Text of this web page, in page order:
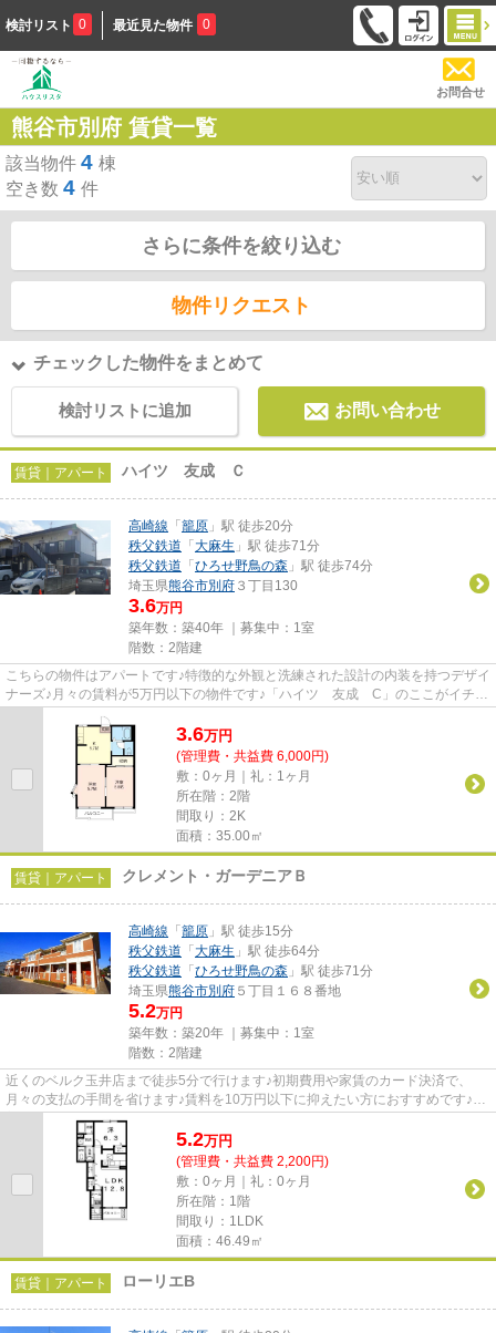
検討リスト 0 最近見た物件 0
お問合せ
熊谷市別府 賃貸一覧
該当物件 4 棟
空き数 4 件
さらに条件を絞り込む
物件リクエスト
チェックした物件をまとめて
検討リストに追加 お問い合わせ
賃貸｜アパート ハイツ 友成 Ｃ
高崎線 「 籠原 」駅 徒歩20分
秩父鉄道 「 大麻生 」駅 徒歩71分
秩父鉄道 「 ひろせ野鳥の森 」駅 徒歩74分
埼玉県熊谷市別府 ３丁目130
3.6万円
築年数：築40年 ｜募集中： 1室
階数：2階建
こちらの物件はアパートです♪特徴的な外観と洗練された設計の内装を持つデザイ
ナーズ♪月々の賃料が5万円以下の物件です♪「ハイツ 友成 C」のここがイチオ
シ♪熊谷市エリアにある賃貸...
3.6万円
(管理費・共益費 6,000円)
敷：0ヶ月｜礼：1ヶ月
所在階：2階
間取り：2K
面積：35.00㎡
賃貸｜アパート クレメント・ガーデニアＢ
高崎線 「 籠原 」駅 徒歩15分
秩父鉄道 「 大麻生 」駅 徒歩64分
秩父鉄道 「 ひろせ野鳥の森 」駅 徒歩71分
埼玉県熊谷市別府 ５丁目１６８番地
5.2万円
築年数：築20年 ｜募集中： 1室
階数：2階建
近くのベルク玉井店まで徒歩5分で行けます♪初期費用や家賃のカード決済で、
月々の支払の手間を省けます♪賃料を10万円以下に抑えたい方におすすめです♪新
着情報：クレメント・ガーデニ...
5.2万円
(管理費・共益費 2,200円)
敷：0ヶ月｜礼：0ヶ月
所在階：1階
間取り：1LDK
面積：46.49㎡
賃貸｜アパート ローリエB